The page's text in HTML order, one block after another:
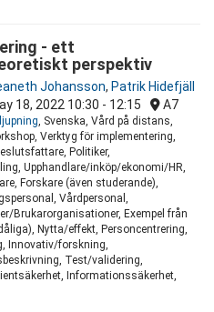
- ett
perspektiv
Johansson, Patrik Hidefjäll
18, 2022 10:30 - 12:15 A7
, Svenska, Vård på distans,
Verktyg för implementering,
Politiker,
Upphandlare/inköp/ekonomi/HR,
Forskare (även studerande),
Vårdpersonal,
Brukarorganisationer, Exempel från
Nytta/effekt, Personcentrering,
Innovativ/forskning,
Test/validering,
Informationssäkerhet,